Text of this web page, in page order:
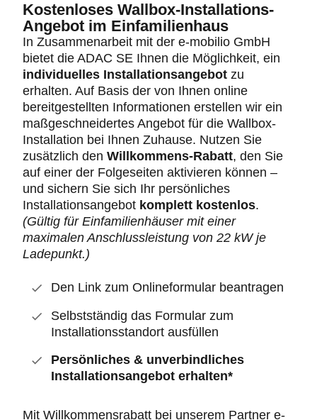
Kostenloses Wallbox-Installations-
Angebot im Einfamilienhaus
In Zusammenarbeit mit der e-mobilio GmbH
bietet die ADAC SE Ihnen die Möglichkeit, ein
individuelles Installationsangebot zu
erhalten. Auf Basis der von Ihnen online
bereitgestellten Informationen erstellen wir ein
maßgeschneidertes Angebot für die Wallbox-
Installation bei Ihnen Zuhause. Nutzen Sie
zusätzlich den Willkommens-Rabatt, den Sie
auf einer der Folgeseiten aktivieren können –
und sichern Sie sich Ihr persönliches
Installationsangebot komplett kostenlos.
(Gültig für Einfamilienhäuser mit einer
maximalen Anschlussleistung von 22 kW je
Ladepunkt.)
Den Link zum Onlineformular beantragen
Selbstständig das Formular zum
Installationsstandort ausfüllen
Persönliches & unverbindliches
Installationsangebot erhalten*
Mit Willkommensrabatt bei unserem Partner e-